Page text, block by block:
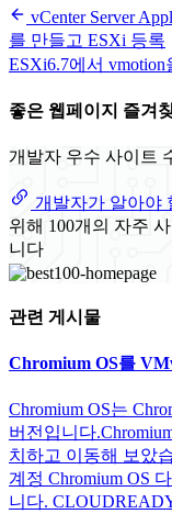
vCenter Server
를 만들고 ESXi 등록
ESXi6.7에서
좋은 웹페이지 즐겨
개발자 우수 사이트
개발자가 알아야
위해 100개의 자주
니다
관련 게시물
Chromium OS를
Chromium OS는
버전입니다
치하고 이동해 보았
계정 Chromium OS
니다.